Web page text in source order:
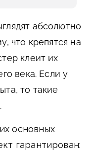
абсолютно
что крепятся на
клеит их
века. Если у
то такие
основных
гарантирован: